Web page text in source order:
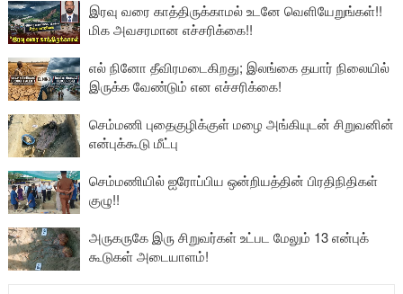
இரவு வரை காத்திருக்காமல் உடனே வெளியேறுங்கள்!!
மிக அவசரமான எச்சரிக்கை!!
எல் நினோ தீவிரமடைகிறது; இலங்கை தயார் நிலையில்
இருக்க வேண்டும் என எச்சரிக்கை!
செம்மணி புதைகுழிக்குள் மழை அங்கியுடன் சிறுவனின்
என்புக்கூடு மீட்பு
செம்மணியில் ஐரோப்பிய ஒன்றியத்தின் பிரதிநிதிகள்
குழு!!
அருகருகே இரு சிறுவர்கள் உட்பட மேலும் 13 என்புக்
கூடுகள் அடையாளம்!